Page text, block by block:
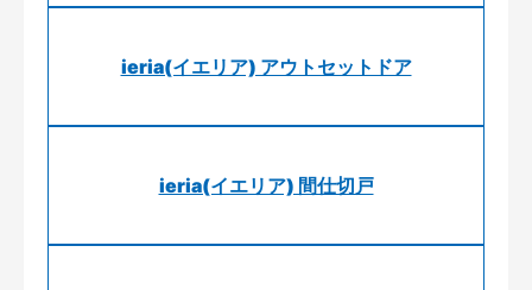
ieria(イエリア) アウトセットドア
ieria(イエリア) 間仕切戸